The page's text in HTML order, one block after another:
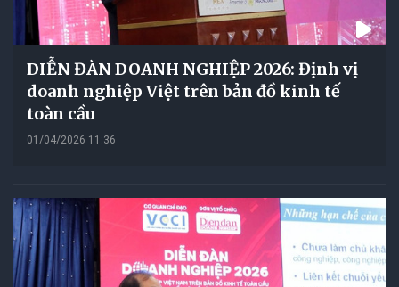
DIỄN ĐÀN DOANH NGHIỆP 2026: Định vị
doanh nghiệp Việt trên bản đồ kinh tế
toàn cầu
01/04/2026 11:36